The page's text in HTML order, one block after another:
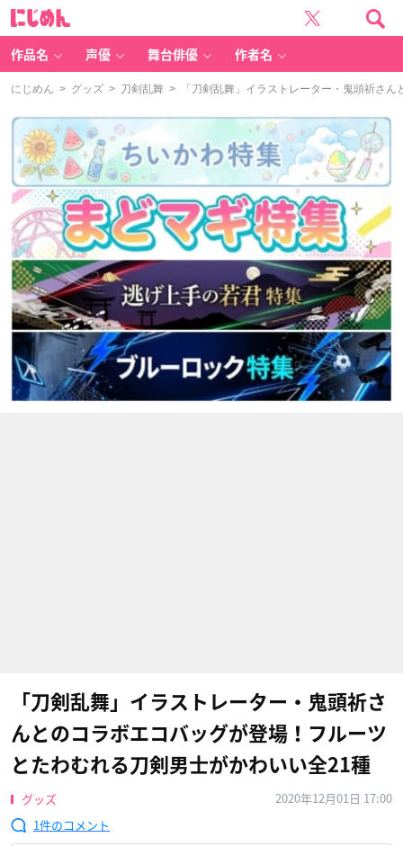
作品名 声優 舞台俳優 作者名
にじめん > グッズ > 刀剣乱舞 > 「刀剣乱舞」イラストレーター・鬼頭祈さん
「刀剣乱舞」イラストレーター・鬼頭祈さ
んとのコラボエコバッグが登場！フルーツ
とたわむれる刀剣男士がかわいい全21種
グッズ
2020年12月01日 17:00
1